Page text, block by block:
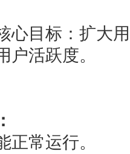
目标：扩大
户活跃度。
正常运行。